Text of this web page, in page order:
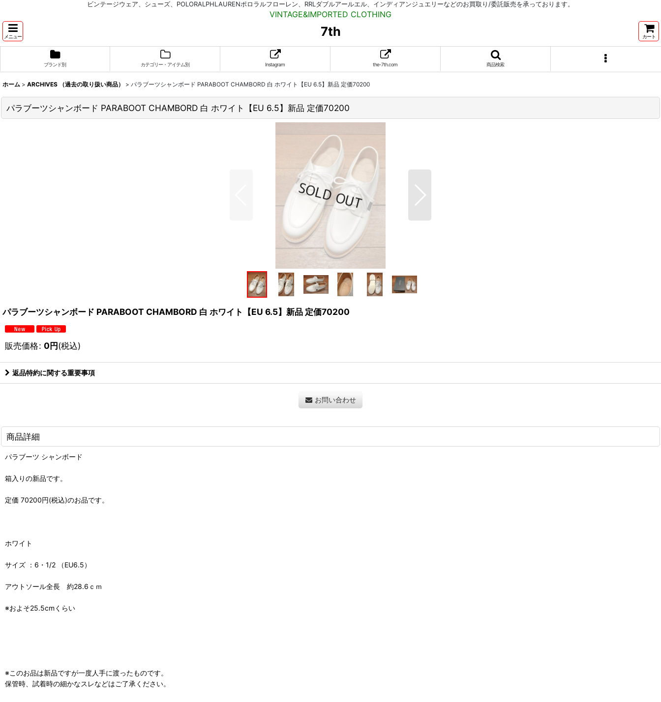
ビンテージウェア、シューズ、POLORALPHLAURENポロラルフローレン、RRLダブルアールエル、インディアンジュエリーなどのお買取り/委託販売を承っております。
VINTAGE&IMPORTED CLOTHING
メニュー 7th カート
ブランド別 カテゴリー・アイテム別 Instagram the-7th.com 商品検索
ホーム > ARCHIVES （過去の取り扱い商品） > パラブーツシャンボード PARABOOT CHAMBORD 白 ホワイト【EU 6.5】新品 定価70200
パラブーツシャンボード PARABOOT CHAMBORD 白 ホワイト【EU 6.5】新品 定価70200
パラブーツシャンボード PARABOOT CHAMBORD 白 ホワイト【EU 6.5】新品 定価70200
販売価格: 0円(税込)
返品特約に関する重要事項
お問い合わせ
商品詳細
パラブーツ シャンボード
箱入りの新品です。
定価 70200円(税込)のお品です。
ホワイト
サイズ ：6・1/2 （EU6.5）
アウトソール全長 約28.6ｃｍ
※およそ25.5cmくらい
※このお品は新品ですが一度人手に渡ったものです。
保管時、試着時の細かなスレなどはご了承ください。